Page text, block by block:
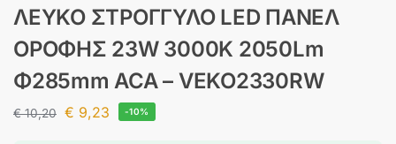
ΛΕΥΚΟ ΣΤΡΟΓΓΥΛΟ LED ΠΑΝΕΛ
ΟΡΟΦΗΣ 23W 3000K 2050Lm
Φ285mm ACA – VEKO2330RW
€10,20 € 9,23 -10%